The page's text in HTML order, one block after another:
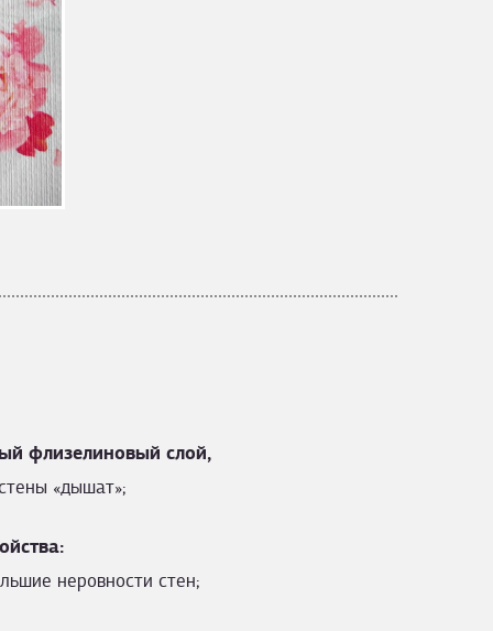
флизелиновый слой,
«дышат»;
неровности стен;